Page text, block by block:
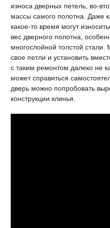
износа дверных петель, во-
массы самого полотна. Даже
какое-то время могут
вес дверного полотна,
многослойной толстой
свое петли и установить
с таким ремонтом далеко не
может справиться
дверь можно попробовать
конструкции клинья.